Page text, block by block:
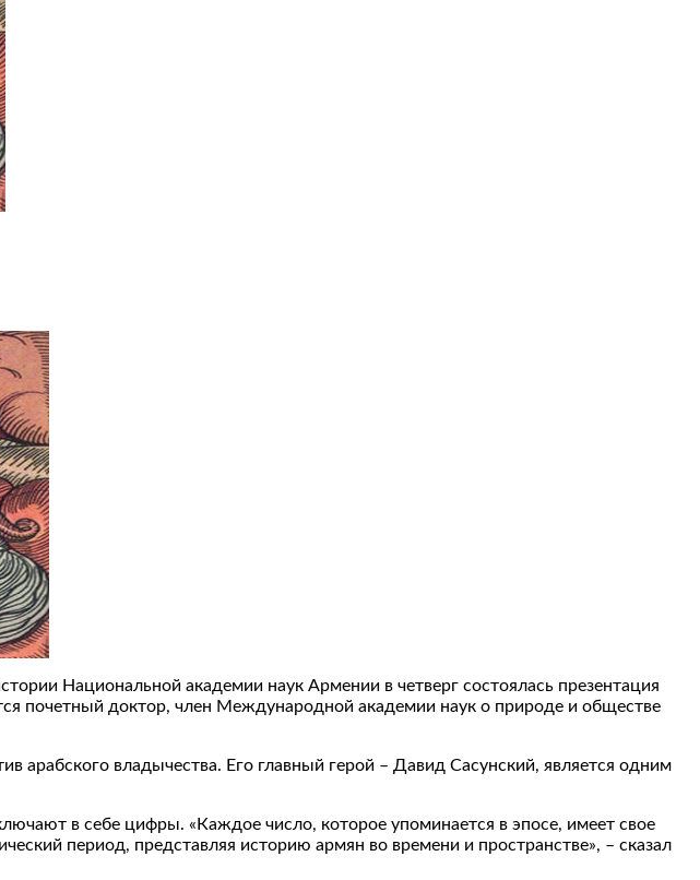
Национальной академии наук Армении в четверг состоялась презентация
почетный доктор, член Международной академии наук о природе и обществе
арабского владычества. Его главный герой – Давид Сасунский, является одним
в себе цифры. «Каждое число, которое упоминается в эпосе, имеет свое
период, представляя историю армян во времени и пространстве», – сказал